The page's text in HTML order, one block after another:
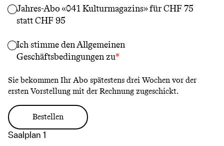
Saalplan 1
Jahres-Abo «041 Kulturmagazins» für CHF 75
statt CHF 95
Ich stimme denAllgemeinen
Geschäftsbedingungenzu
Sie bekommen Ihr Abo spätestens drei Wochen vor der
ersten Vorstellung mit der Rechnung zugeschickt.